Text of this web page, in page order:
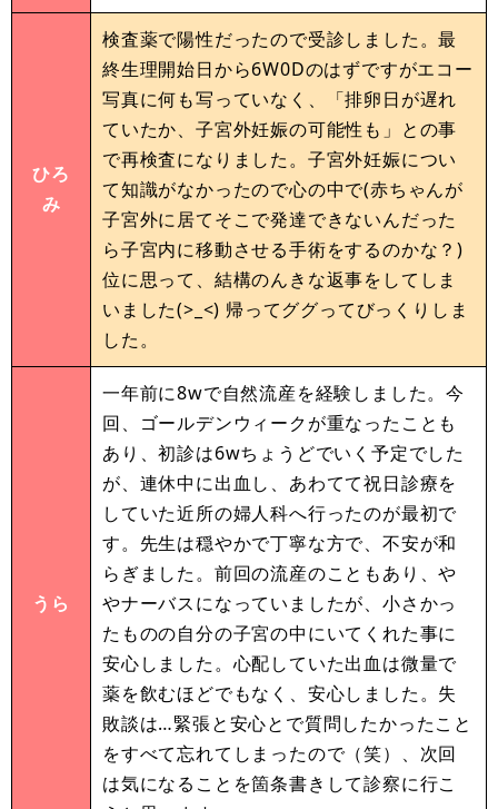
ひろ
み
検査薬で陽性だったので受診しました。最
終生理開始日から6W0Dのはずですがエコー
写真に何も写っていなく、「排卵日が遅れ
ていたか、子宮外妊娠の可能性も」との事
で再検査になりました。子宮外妊娠につい
て知識がなかったので心の中で(赤ちゃんが
子宮外に居てそこで発達できないんだった
ら子宮内に移動させる手術をするのかな？)
位に思って、結構のんきな返事をしてしま
いました(>_<) 帰ってググってびっくりしま
した。
うら
一年前に8wで自然流産を経験しました。今
回、ゴールデンウィークが重なったことも
あり、初診は6wちょうどでいく予定でした
が、連休中に出血し、あわてて祝日診療を
していた近所の婦人科へ行ったのが最初で
す。先生は穏やかで丁寧な方で、不安が和
らぎました。前回の流産のこともあり、や
やナーバスになっていましたが、小さかっ
たものの自分の子宮の中にいてくれた事に
安心しました。心配していた出血は微量で
薬を飲むほどでもなく、安心しました。失
敗談は…緊張と安心とで質問したかったこと
をすべて忘れてしまったので（笑）、次回
は気になることを箇条書きして診察に行こ